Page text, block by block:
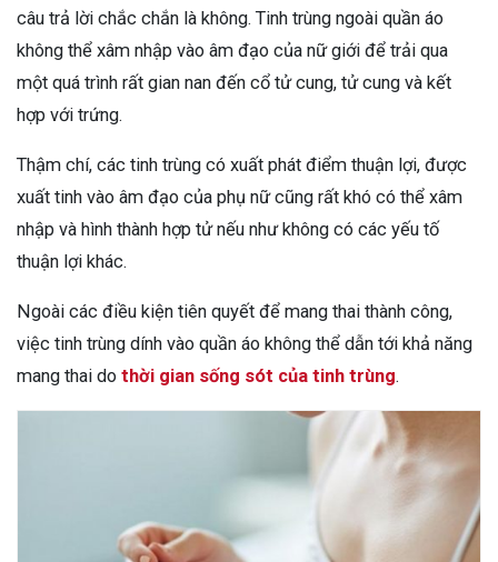
câu trả lời chắc chắn là không. Tinh trùng ngoài quần áo
không thể xâm nhập vào âm đạo của nữ giới để trải qua
một quá trình rất gian nan đến cổ tử cung, tử cung và kết
hợp với trứng.
Thậm chí, các tinh trùng có xuất phát điểm thuận lợi, được
xuất tinh vào âm đạo của phụ nữ cũng rất khó có thể xâm
nhập và hình thành hợp tử nếu như không có các yếu tố
thuận lợi khác.
Ngoài các điều kiện tiên quyết để mang thai thành công,
việc tinh trùng dính vào quần áo không thể dẫn tới khả năng
mang thai do thời gian sống sót của tinh trùng.